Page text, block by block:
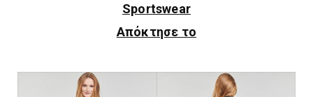
Sportswear
Απόκτησε το